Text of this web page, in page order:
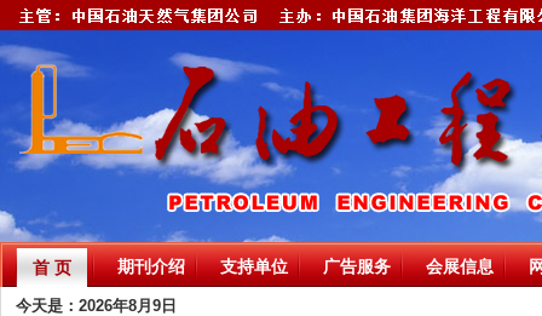
首 页 期刊介绍 支持单位 广告服务 会展信息
今天是：2026年8月9日